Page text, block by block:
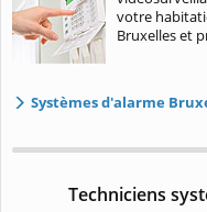
votre
Bruxelles et
Systèmes d'alarme
Techniciens